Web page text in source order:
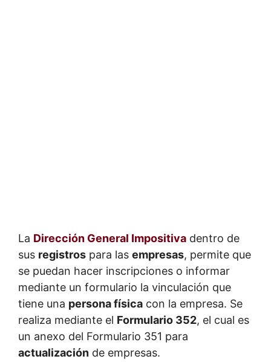
La Dirección General Impositiva dentro de
sus registros para las empresas, permite que
se puedan hacer inscripciones o informar
mediante un formulario la vinculación que
tiene una persona física con la empresa. Se
realiza mediante el Formulario 352, el cual es
un anexo del Formulario 351 para
actualización de empresas.